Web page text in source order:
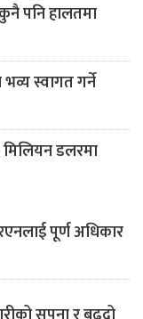
पनि हालतमा
स्वागत गर्ने
डलरमा
पूर्ण अधिकार